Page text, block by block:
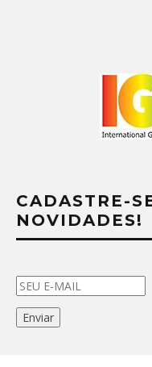
CADASTRE-
NOVIDADES!